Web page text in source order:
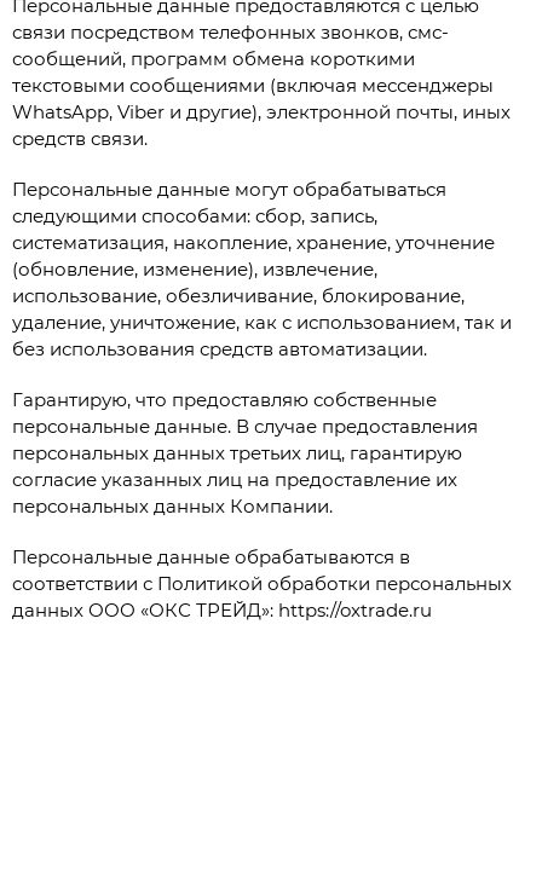
Персональные данные предоставляются с целью
связи посредством телефонных звонков, смс-
сообщений, программ обмена короткими
текстовыми сообщениями (включая мессенджеры
WhatsApp, Viber и другие), электронной почты, иных
средств связи.
Персональные данные могут обрабатываться
следующими способами: сбор, запись,
систематизация, накопление, хранение, уточнение
(обновление, изменение), извлечение,
использование, обезличивание, блокирование,
удаление, уничтожение, как с использованием, так и
без использования средств автоматизации.
Гарантирую, что предоставляю собственные
персональные данные. В случае предоставления
персональных данных третьих лиц, гарантирую
согласие указанных лиц на предоставление их
персональных данных Компании.
Персональные данные обрабатываются в
соответствии с Политикой обработки персональных
данных ООО «ОКС ТРЕЙД»: https://oxtrade.ru